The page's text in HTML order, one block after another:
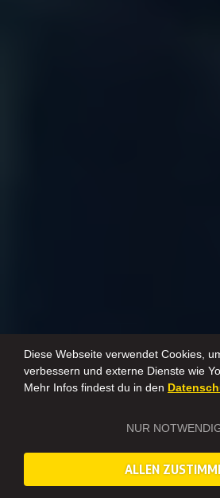
Diese Webseite verwendet Cookies,
verbessern und externe Dienste wie
Mehr Infos findest du in den
NUR
ALLEN